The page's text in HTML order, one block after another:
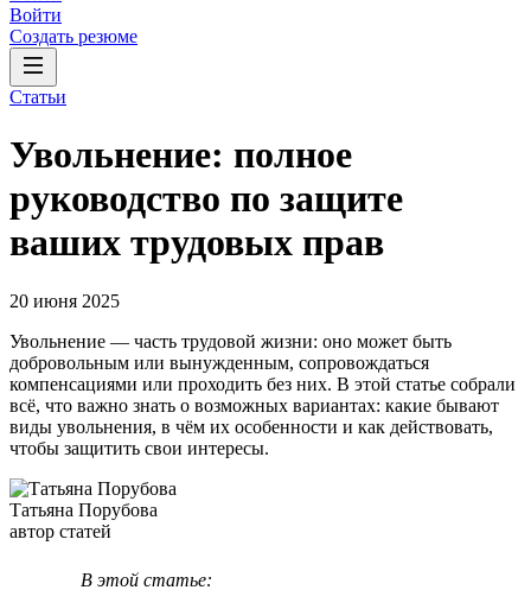
Войти
Создать резюме
Статьи
Увольнение: полное
руководство по защите
ваших трудовых прав
20 июня 2025
Увольнение — часть трудовой жизни: оно может быть
добровольным или вынужденным, сопровождаться
компенсациями или проходить без них. В этой статье собрали
всё, что важно знать о возможных вариантах: какие бывают
виды увольнения, в чём их особенности и как действовать,
чтобы защитить свои интересы.
Татьяна Порубова
автор статей
В этой статье: